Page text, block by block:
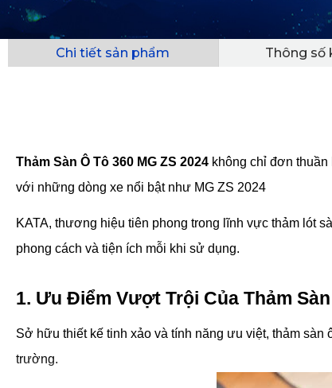
Chi tiết sản phẩm Thông số
Thảm Sàn Ô Tô 360 MG ZS 2024 không chỉ đơn
với những dòng xe nổi bật như MG ZS 2024
KATA, thương hiệu tiên phong trong lĩnh vực thảm lót
phong cách và tiện ích mỗi khi sử dụng.
1. Ưu Điểm Vượt Trội Của Thảm Sàn
Sở hữu thiết kế tinh xảo và tính năng ưu việt, thảm
trường.